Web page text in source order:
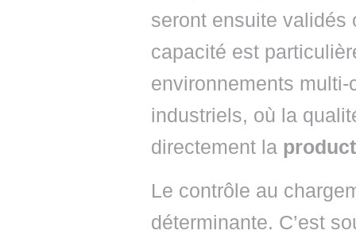
seront ensuite validés
capacité est
environnements
industriels, où la
directement la
Le contrôle au
déterminante. C’est